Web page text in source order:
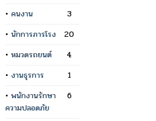
• คนงาน
3
• นักการภารโรง
20
• หมวดรถยนต์
4
• งานธุรการ
1
• พนักงานรักษา
ความปลอดภัย
6